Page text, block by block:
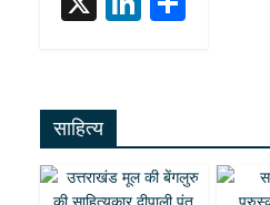
at
A
p
p
e
o
k
m
dI
n
साहित्य